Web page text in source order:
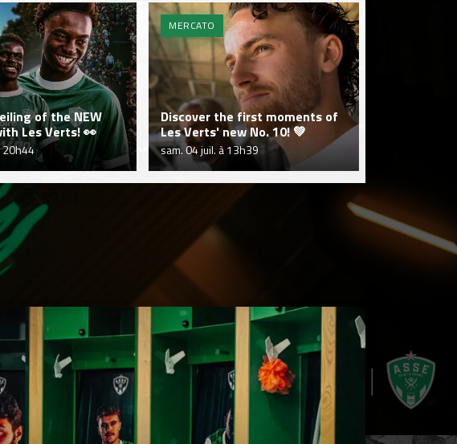
of the NEW
Les Verts! 👀
20h44
MERCATO
Discover the first moments of
Les Verts' new No. 10! 💚
sam. 04 juil. à 13h39